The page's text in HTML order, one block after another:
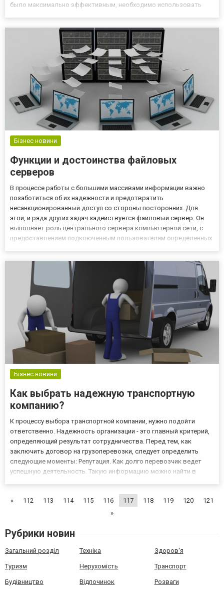
было максимально эффективным, необходимо использовать
Бізнес новини
Функции и достоинства файловых
серверов
В процессе работы с большими массивами информации важно
позаботиться об их надежности и предотвратить
несанкционированный доступ со стороны посторонних. Для
этой, и ряда других задач задействуется файловый сервер. Он
выполняет роль центрального сервера компьютерной сети, с
предоставлением подключенным пользователям определенных
появляется пространств...
Бізнес новини
Как выбрать надежную транспортную
компанию?
К процессу выбора транспортной компании, нужно подойти
ответственно. Надежность организации - это главный критерий,
определяющий результат сотрудничества. Перед тем, как
заключить договор на грузоперевозки, следует определить
следующие моменты: Репутация. Как долго перевозчик ведет
успешную деятельность. Такую информацию можно найти в
сделать пра...
« 112 113 114 115 116 117 118 119 120
121
»
Рубрики новин
Загальний розділ Техніка Здоров'я
Туризм Нерухомість Транспорт
Будівництво Відпочинок Розваги